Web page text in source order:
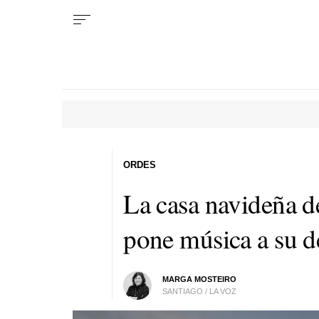
La casa navideña
pone música a su
MARGA MOSTEIRO
SANTIAGO / LA VOZ
ORDES